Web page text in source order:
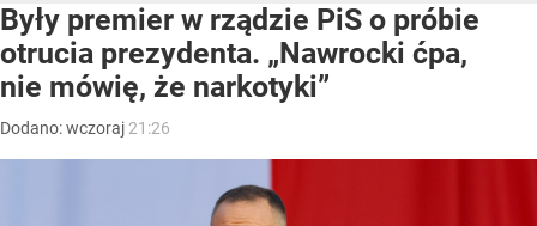
Były premier w rządzie PiS o próbie
otrucia prezydenta. „Nawrocki ćpa,
nie mówię, że narkotyki”
Dodano:wczoraj 21:26